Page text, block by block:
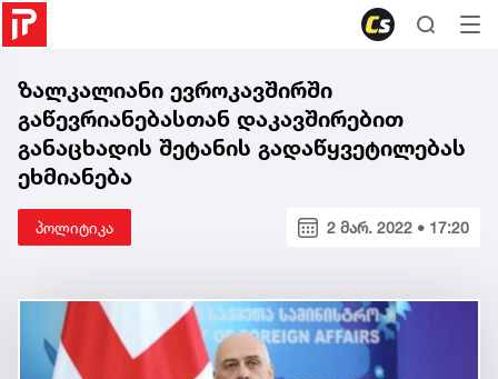
ზალკალიანი ევროკავშირში
გაწევრიანებასთან დაკავშირებით
განაცხადის შეტანის გადაწყვეტილებას
ეხმიანება
პოლიტიკა 2 მარ. 2022 • 17:20